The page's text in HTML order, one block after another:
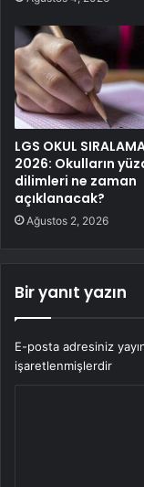
LGS OKUL
2026: Okulların
dilimleri ne zaman
açıklanacak?
Ağustos 2, 2026
Bir yanıt yazın
E-posta adresiniz
işaretlenmişlerdir